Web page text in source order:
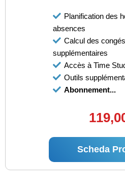
Planification des
absences
Calcul des
supplémentaires
Accès à Time
Outils
Abonnement...
Scheda